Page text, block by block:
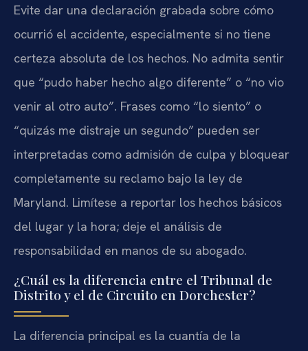
Evite dar una declaración grabada sobre cómo
ocurrió el accidente, especialmente si no tiene
certeza absoluta de los hechos. No admita sentir
que “pudo haber hecho algo diferente” o “no vio
venir al otro auto”. Frases como “lo siento” o
“quizás me distraje un segundo” pueden ser
interpretadas como admisión de culpa y bloquear
completamente su reclamo bajo la ley de
Maryland. Limítese a reportar los hechos básicos
del lugar y la hora; deje el análisis de
responsabilidad en manos de su abogado.
¿Cuál es la diferencia entre el Tribunal de
Distrito y el de Circuito en Dorchester?
La diferencia principal es la cuantía de la